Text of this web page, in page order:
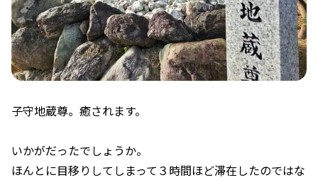
子守地蔵尊。癒されます。
いかがだったでしょうか。
ほんとに目移りしてしまって３時間ほど滞在したのではな